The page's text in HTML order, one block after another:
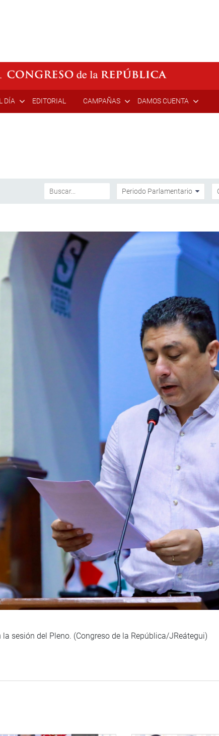
DÍA EDITORIAL CAMPAÑAS DAMOS CUENTA
sesión del Pleno. (Congreso de la República/JReátegui)